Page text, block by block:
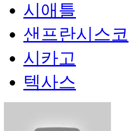
시애틀
샌프란시스코
시카고
텍사스